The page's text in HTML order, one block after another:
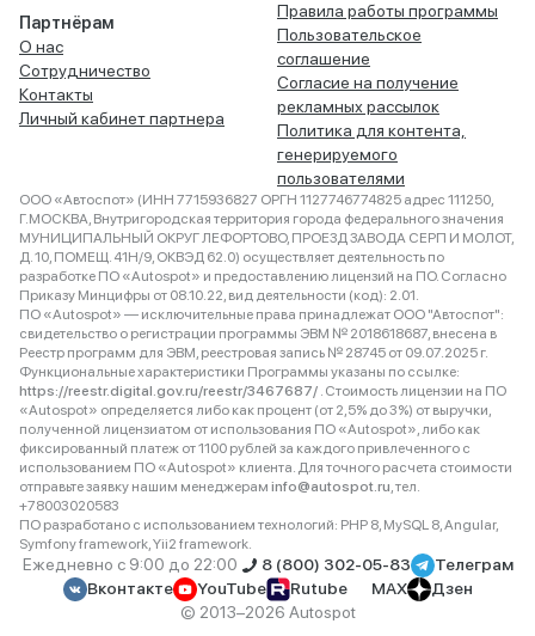
Партнёрам
О нас
Сотрудничество
Контакты
Личный кабинет партнера
Правила работы программы
Пользовательское
соглашение
Согласие на получение
рекламных рассылок
Политика для контента,
генерируемого
пользователями
ООО «Автоспот» (ИНН 7715936827 ОРГН 1127746774825 адрес 111250,
Г.МОСКВА, Внутригородская территория города федерального значения
МУНИЦИПАЛЬНЫЙ ОКРУГ ЛЕФОРТОВО, ПРОЕЗД ЗАВОДА СЕРП И МОЛОТ,
Д. 10, ПОМЕЩ. 41Н/9, ОКВЭД 62.0) осуществляет деятельность по
разработке ПО «Autospot» и предоставлению лицензий на ПО. Согласно
Приказу Минцифры от 08.10.22, вид деятельности (код): 2.01.
ПО «Autospot» — исключительные права принадлежат ООО "Автоспот":
свидетельство о регистрации программы ЭВМ № 2018618687, внесена в
Реестр программ для ЭВМ, реестровая запись № 28745 от 09.07.2025 г.
Функциональные характеристики Программы указаны по ссылке:
https://reestr.digital.gov.ru/reestr/3467687/ . Стоимость лицензии на ПО
«Autospot» определяется либо как процент (от 2,5% до 3%) от выручки,
полученной лицензиатом от использования ПО «Autospot», либо как
фиксированный платеж от 1100 рублей за каждого привлеченного с
использованием ПО «Autospot» клиента. Для точного расчета стоимости
отправьте заявку нашим менеджерам info@autospot.ru, тел.
+78003020583
ПО разработано с использованием технологий: PHP 8, MySQL 8, Angular,
Symfony framework, Yii2 framework.
Ежедневно с 9:00 до 22:00 8 (800) 302-05-83
Телеграм
Вконтакте
YouTube Rutube MAX
Дзен
© 2013–2026 Autospot